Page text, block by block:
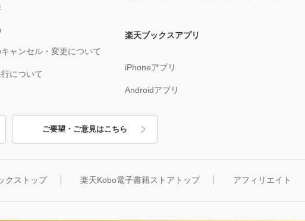
ャンセル・変更について
について
楽天ブックスアプリ
iPhoneアプリ
Androidアプリ
ご要望・ご意見はこちら
クストップ 楽天Kobo電子書籍ストアトップ アフィリエイト